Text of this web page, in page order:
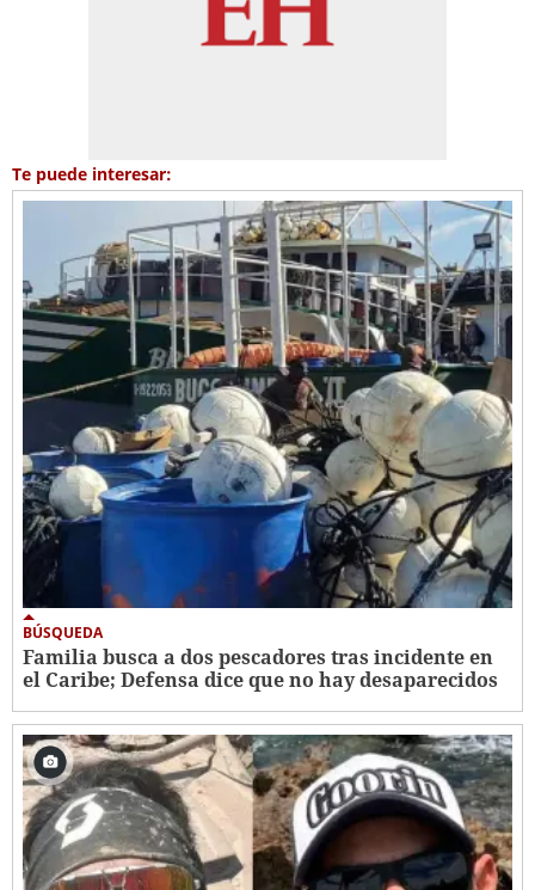
Te puede interesar:
BÚSQUEDA
Familia busca a dos pescadores tras incidente en
el Caribe; Defensa dice que no hay desaparecidos